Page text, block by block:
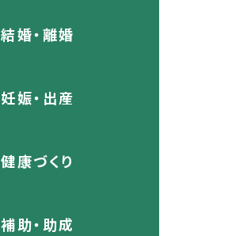
結婚・離婚
妊娠・出産
健康づくり
補助・助成